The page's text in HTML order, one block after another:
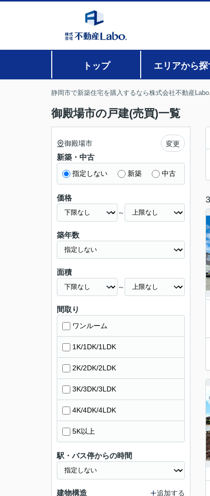
トップ エリアから探
静岡市で新築住宅を購入するなら株式会社不動産
御殿場市の戸建(売買)一覧
3
御殿場市 変更
新築・中古
指定しない 新築 中古
価格
～
築年数
面積
～
間取り
ワンルーム
1K/1DK/1LDK
2K/2DK/2LDK
3K/3DK/3LDK
4K/4DK/4LDK
5K以上
駅・バス停からの時間
建物構造 追加する